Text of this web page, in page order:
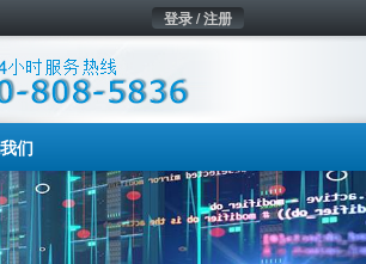
登录 / 注册
们